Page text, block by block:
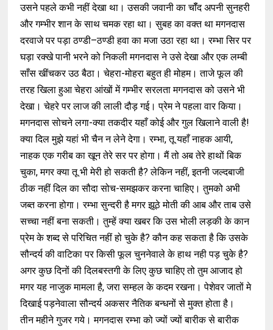
उसने पहले कभी नहीं देखा था। उसकी जवानी का चॉँद अपनी सुनहरी
और गम्भीर शान के साथ चमक रहा था। सुबह का वक्त था मगनदास
दरवाजे पर पड़ा ठण्डी–ठण्डी हवा का मजा उठा रहा था। रम्भा सिर पर
घड़ा रक्खे पानी भरने को निकली मगनदास ने उसे देखा और एक लम्बी
साँस खींचकर उठ बैठा। चेहरा-मोहरा बहुत ही मोहम। ताजे फूल की
तरह खिला हुआ चेहरा आंखों में गम्भीर सरलता मगनदास को उसने भी
देखा। चेहरे पर लाज की लाली दौड़ गई। प्रेम ने पहला वार किया।
मगनदास सोचने लगा-क्या तकदीर यहाँ कोई और गुल खिलाने वाली है!
क्या दिल मुझे यहां भी चैन न लेने देगा। रम्भा, तू यहाँ नाहक आयी,
नाहक एक गरीब का खून तेरे सर पर होगा। मैं तो अब तेरे हाथों बिक
चुका, मगर क्या तू भी मेरी हो सकती है? लेकिन नहीं, इतनी जल्दबाजी
ठीक नहीं दिल का सौदा सोच-समझकर करना चाहिए। तुमको अभी
जब्त करना होगा। रम्भा सुन्दरी है मगर झूठे मोती की आब और ताब उसे
सच्चा नहीं बना सकती। तुम्हें क्या खबर कि उस भोली लड़की के कान
प्रेम के शब्द से परिचित नहीं हो चुके है? कौन कह सकता है कि उसके
सौन्दर्य की वाटिका पर किसी फूल चुननेवाले के हाथ नही पड़ चुके है?
अगर कुछ दिनों की दिलबस्तगी के लिए कुछ चाहिए तो तुम आजाद हो
मगर यह नाजुक मामला है, जरा सम्हल के कदम रखना। पेशेवर जातों मे
दिखाई पड़नेवाला सौन्दर्य अकसर नैतिक बन्धनों से मुक्त होता है।
तीन महीने गुजर गये। मगनदास रम्भा को ज्यों ज्यों बारीक से बारीक